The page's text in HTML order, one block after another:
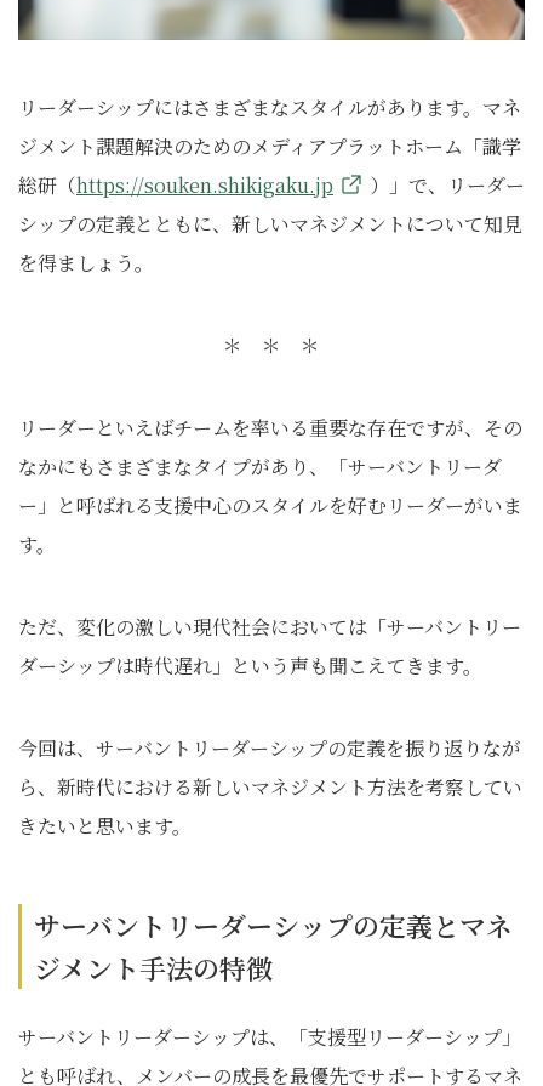
リーダーシップにはさまざまなスタイルがあります。マネ
ジメント課題解決のためのメディアプラットホーム「識学
総研（https://souken.shikigaku.jp
）」で、リーダー
シップの定義とともに、新しいマネジメントについて知見
を得ましょう。
＊ ＊ ＊
リーダーといえばチームを率いる重要な存在ですが、その
なかにもさまざまなタイプがあり、「サーバントリーダ
ー」と呼ばれる支援中心のスタイルを好むリーダーがいま
す。
ただ、変化の激しい現代社会においては「サーバントリー
ダーシップは時代遅れ」という声も聞こえてきます。
今回は、サーバントリーダーシップの定義を振り返りなが
ら、新時代における新しいマネジメント方法を考察してい
きたいと思います。
サーバントリーダーシップの定義とマネ
ジメント手法の特徴
サーバントリーダーシップは、「支援型リーダーシップ」
とも呼ばれ、メンバーの成長を最優先でサポートするマネ